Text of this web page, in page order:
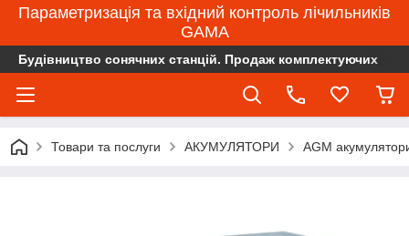
Параметризація та вхідний контроль лічильників
GAMA
Будівництво сонячних станцій. Продаж комплектуючих
Товари та послуги АКУМУЛЯТОРИ AGM